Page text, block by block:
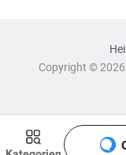
Copyright © 2026